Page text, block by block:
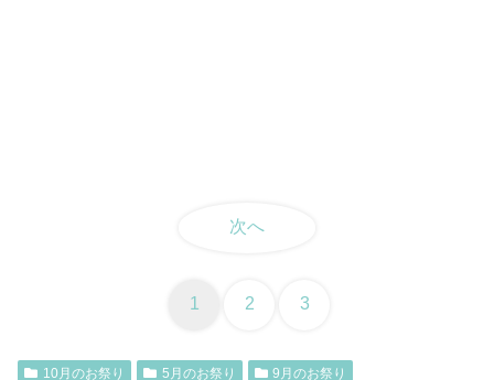
次へ
1 2 3
10月のお祭り 5月のお祭り 9月のお祭り